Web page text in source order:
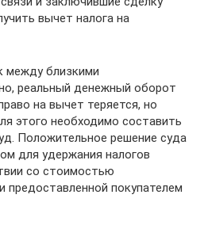
вычет налога на
между близкими
реальный денежный оборот
на вычет теряется, но
этого необходимо составить
Положительное решение суда
для удержания налогов
со стоимостью
предоставленной покупателем